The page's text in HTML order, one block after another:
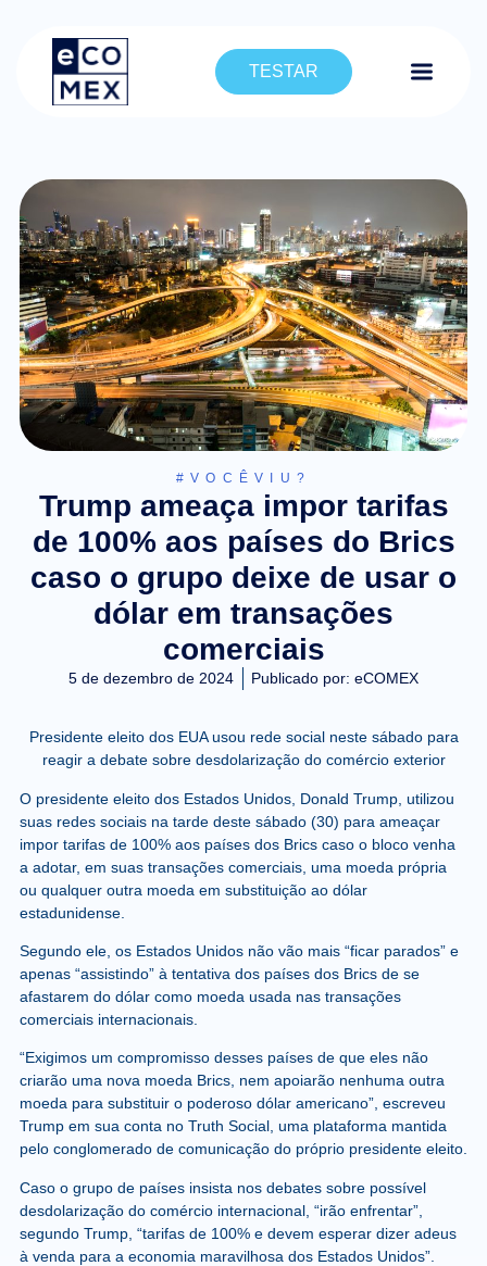
TESTAR
#VOCÊVIU?
Trump ameaça impor tarifas
de 100% aos países do Brics
caso o grupo deixe de usar o
dólar em transações
comerciais
5 de dezembro de 2024 Publicado por: eCOMEX
Presidente eleito dos EUA usou rede social neste sábado para
reagir a debate sobre desdolarização do comércio exterior
O presidente eleito dos Estados Unidos, Donald Trump, utilizou
suas redes sociais na tarde deste sábado (30) para ameaçar
impor tarifas de 100% aos países dos Brics caso o bloco venha
a adotar, em suas transações comerciais, uma moeda própria
ou qualquer outra moeda em substituição ao dólar
estadunidense.
Segundo ele, os Estados Unidos não vão mais “ficar parados” e
apenas “assistindo” à tentativa dos países dos Brics de se
afastarem do dólar como moeda usada nas transações
comerciais internacionais.
“Exigimos um compromisso desses países de que eles não
criarão uma nova moeda Brics, nem apoiarão nenhuma outra
moeda para substituir o poderoso dólar americano”, escreveu
Trump em sua conta no Truth Social, uma plataforma mantida
pelo conglomerado de comunicação do próprio presidente eleito.
Caso o grupo de países insista nos debates sobre possível
desdolarização do comércio internacional, “irão enfrentar”,
segundo Trump, “tarifas de 100% e devem esperar dizer adeus
à venda para a economia maravilhosa dos Estados Unidos”.